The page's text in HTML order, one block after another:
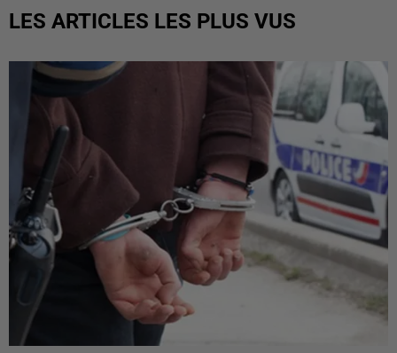
LES ARTICLES LES PLUS VUS